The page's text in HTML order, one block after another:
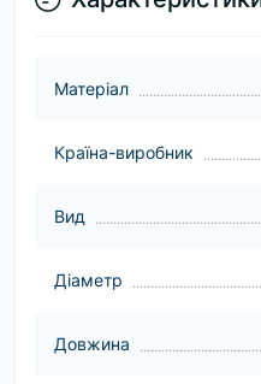
Матеріал
Країна-виробник
Вид
Діаметр
Довжина